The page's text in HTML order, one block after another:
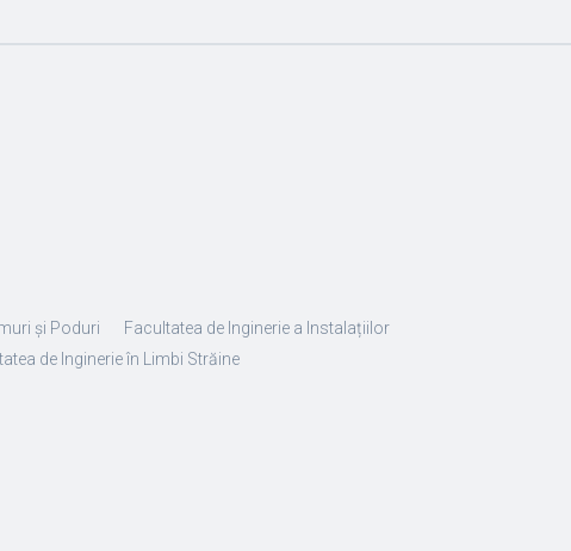
și Poduri
Facultatea de Inginerie a Instalațiilor
de Inginerie în Limbi Străine